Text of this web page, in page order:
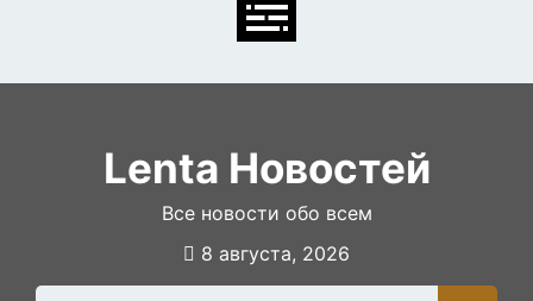
Lenta Новостей
Все новости обо всем
8 августа, 2026